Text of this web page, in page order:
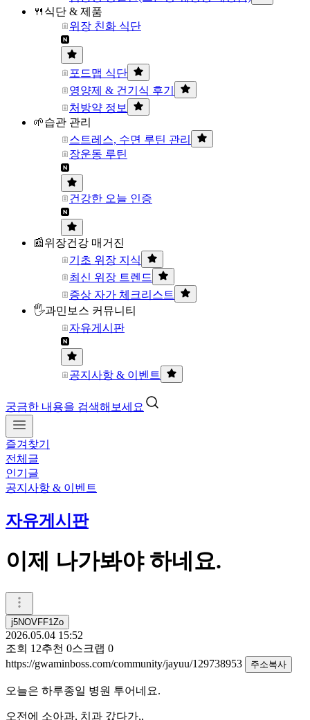
🍴식단 & 제품
위장 친화 식단
포드맵 식단
영양제 & 건기식 후기
처방약 정보
🌱습관 관리
스트레스, 수면 루틴 관리
장운동 루틴
건강한 오늘 인증
📰위장건강 매거진
기초 위장 지식
최신 위장 트렌드
증상 자가 체크리스트
🖐과민보스 커뮤니티
자유게시판
공지사항 & 이벤트
궁금한 내용을 검색해보세요
즐겨찾기
전체글
인기글
공지사항 & 이벤트
자유게시판
이제 나가봐야 하네요.
j5NOVFF1Zo
2026.05.04 15:52
조회 12추천 0스크랩 0
https://gwaminboss.com/community/jayuu/129738953
주소복사
오늘은 하루종일 병원 투어네요.
오전에 소아과, 치과 갔다가,,